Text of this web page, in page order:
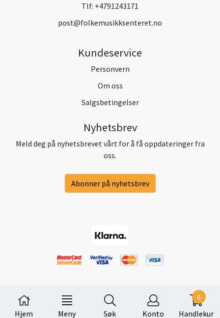
Hjem Meny Søk Konto
0
Handlekur
Tlf: +4791243171
post@folkemusikksenteret.no
Kundeservice
Personvern
Om oss
Salgsbetingelser
Nyhetsbrev
Meld deg på nyhetsbrevet vårt for å få oppdateringer fra
oss.
Abonner på nyhetsbrev